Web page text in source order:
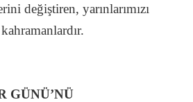
değiştiren, yarınlarımızı
GÜNÜ’NÜ